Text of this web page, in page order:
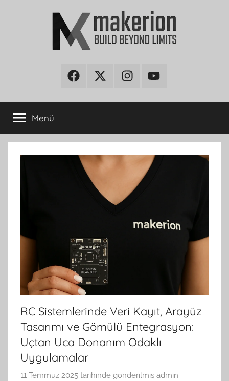
makerionFacebookTwitter InstagramYoutube
Menü
RC Sistemlerinde Veri Kayıt, Arayüz
Tasarımı ve Gömülü Entegrasyon:
Uçtan Uca Donanım Odaklı
Uygulamalar
11 Temmuz 2025 tarihinde gönderilmiş admin